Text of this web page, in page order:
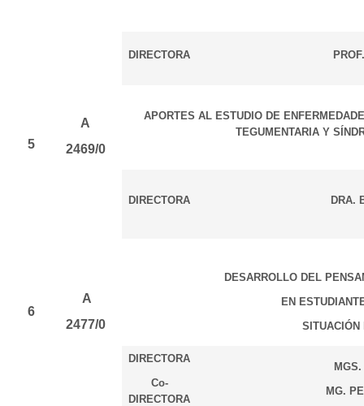
DIRECTORA
5
A
2469/0
APORTES AL ESTUDIO DE
TEGUMENTARIA Y
DIRECTORA DRA.
6
A
2477/0
DESARROLLO DEL
EN
SITUACIÓN
DIRECTORA
Co-
DIRECTORA
MG.